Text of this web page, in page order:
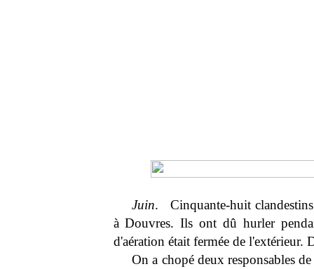
Juin. Cinquante-huit
à Douvres. Ils ont dû hurler
d'aération était fermée de l'extérieur.
On a chopé deux responsables